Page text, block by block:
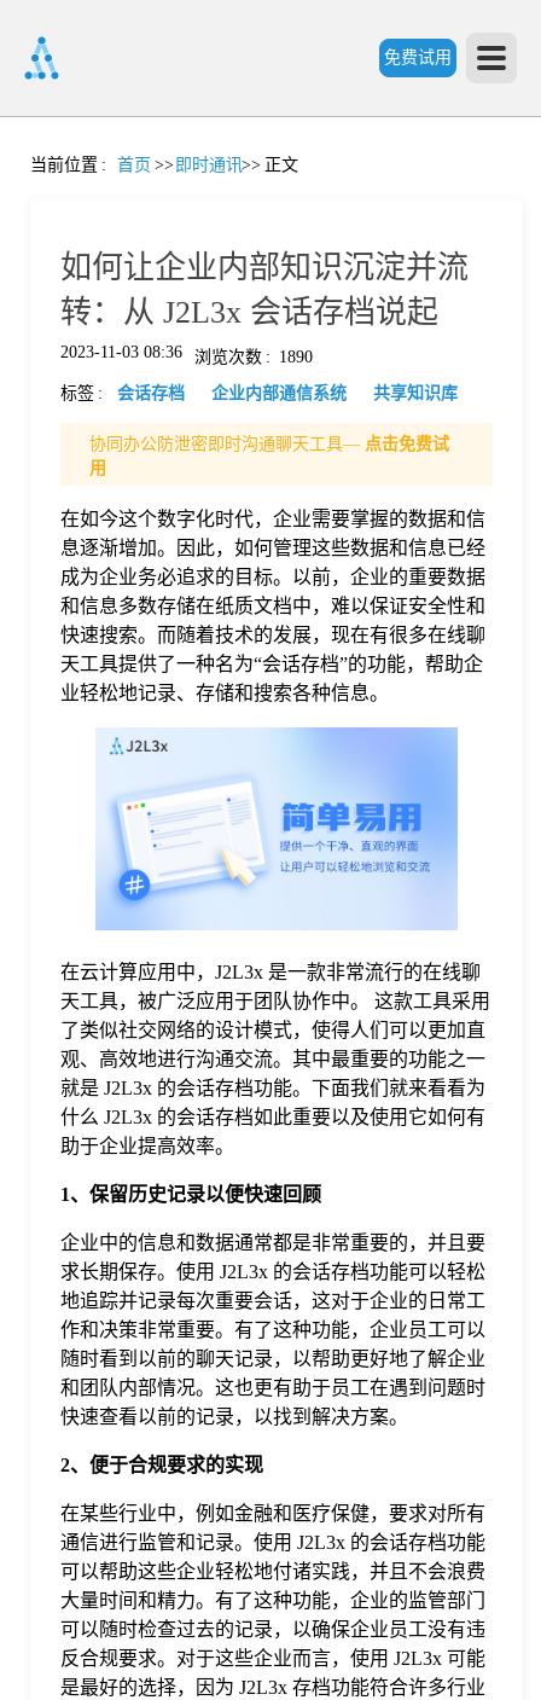
免费试用
首
价
格
当前位置 : 首页 >> 即时通讯>> 正文
如何让企业内部知识沉淀并流
转：从 J2L3x 会话存档说起
2023-11-03 08:36 浏览次数 : 1890
标签 : 会话存档 企业内部通信系统 共享知识库
协同办公防泄密即时沟通聊天工具— 点击免费试
用
在如今这个数字化时代，企业需要掌握的数据和信
息逐渐增加。因此，如何管理这些数据和信息已经
成为企业务必追求的目标。以前，企业的重要数据
和信息多数存储在纸质文档中，难以保证安全性和
快速搜索。而随着技术的发展，现在有很多在线聊
天工具提供了一种名为“会话存档”的功能，帮助企
业轻松地记录、存储和搜索各种信息。
在云计算应用中，J2L3x 是一款非常流行的在线聊
天工具，被广泛应用于团队协作中。 这款工具采用
了类似社交网络的设计模式，使得人们可以更加直
观、高效地进行沟通交流。其中最重要的功能之一
就是 J2L3x 的会话存档功能。下面我们就来看看为
什么 J2L3x 的会话存档如此重要以及使用它如何有
助于企业提高效率。
1、保留历史记录以便快速回顾
企业中的信息和数据通常都是非常重要的，并且要
求长期保存。使用 J2L3x 的会话存档功能可以轻松
地追踪并记录每次重要会话，这对于企业的日常工
作和决策非常重要。有了这种功能，企业员工可以
随时看到以前的聊天记录，以帮助更好地了解企业
和团队内部情况。这也更有助于员工在遇到问题时
快速查看以前的记录，以找到解决方案。
2、便于合规要求的实现
在某些行业中，例如金融和医疗保健，要求对所有
通信进行监管和记录。使用 J2L3x 的会话存档功能
可以帮助这些企业轻松地付诸实践，并且不会浪费
大量时间和精力。有了这种功能，企业的监管部门
可以随时检查过去的记录，以确保企业员工没有违
反合规要求。对于这些企业而言，使用 J2L3x 可能
是最好的选择，因为 J2L3x 存档功能符合许多行业